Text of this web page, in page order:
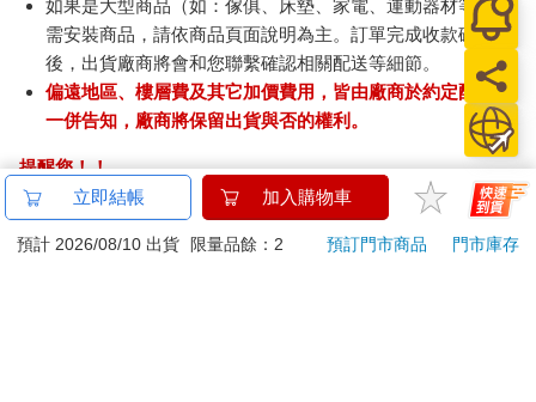
如果是大型商品（如：傢俱、床墊、家電、運動器材等）及
需安裝商品，請依商品頁面說明為主。訂單完成收款確認
後，出貨廠商將會和您聯繫確認相關配送等細節。
偏遠地區、樓層費及其它加價費用，皆由廠商於約定配送時
一併告知，廠商將保留出貨與否的權利。
提醒您！！
金石堂及銀行均不會請您操作ATM! 如接獲電話要求您前往
ATM提款機，請不要聽從指示，以免受騙上當！
立即結帳 加入購物車
預計 2026/08/10 出貨 限量品餘：2 預訂門市商品 門市庫存